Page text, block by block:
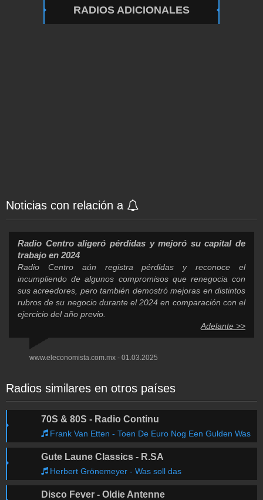
RADIOS ADICIONALES
Noticias con relación a
Radio Centro aligeró pérdidas y mejoró su capital de
trabajo en 2024
Radio Centro aún registra pérdidas y reconoce el
incumpliendo de algunos compromisos que renegocia con
sus acreedores, pero también demostró mejoras en distintos
rubros de su negocio durante el 2024 en comparación con el
ejercicio del año previo.
Adelante >>
www.eleconomista.com.mx - 01.03.2025
Radios similares en otros países
70S & 80S - Radio Continu
Frank Van Etten - Toen De Euro Nog Een Gulden Was
Gute Laune Classics - R.SA
Herbert Grönemeyer - Was soll das
Disco Fever - Oldie Antenne